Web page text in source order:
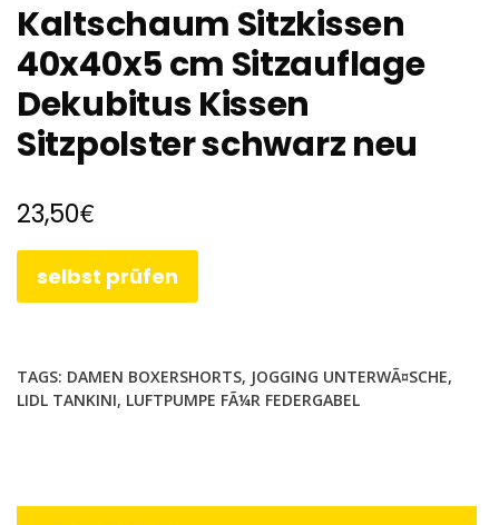
Kaltschaum Sitzkissen
40x40x5 cm Sitzauflage
Dekubitus Kissen
Sitzpolster schwarz neu
23,50€
selbst prüfen
TAGS: DAMEN BOXERSHORTS, JOGGING UNTERWÃ¤SCHE,
LIDL TANKINI, LUFTPUMPE FÃ¼R FEDERGABEL